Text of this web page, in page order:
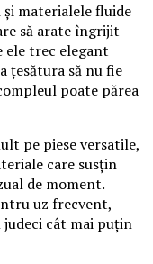
și materialele fluide
să arate îngrijit
ele trec elegant
țesătura să nu fie
poate părea
pe piese versatile,
care susțin
de moment.
uz frecvent,
judeci cât mai puțin